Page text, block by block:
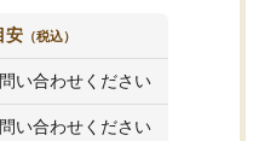
安 （税込）
い合わせください
い合わせください